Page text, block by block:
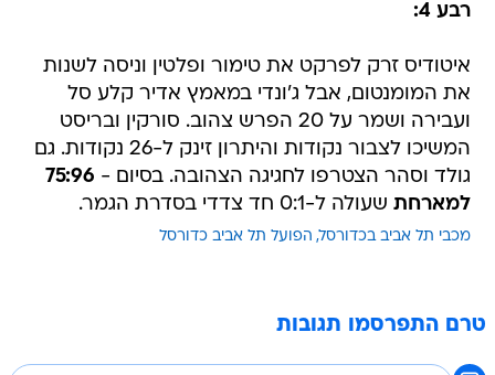
רבע 4:
איטודיס זרק לפרקט את טימור ופלטין וניסה לשנות
את המומנטום, אבל ג'ונדי במאמץ אדיר קלע סל
ועבירה ושמר על 20 הפרש צהוב. סורקין ובריסט
המשיכו לצבור נקודות והיתרון זינק ל-26 נקודות. גם
גולד וסהר הצטרפו לחגיגה הצהובה. בסיום - 75:96
למארחת שעולה ל-0:1 חד צדדי בסדרת הגמר.
מכבי תל אביב בכדורסל הפועל תל אביב כדורסל
טרם התפרסמו תגובות